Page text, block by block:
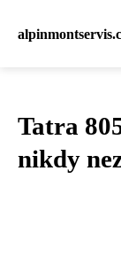
Tatra
nikdy